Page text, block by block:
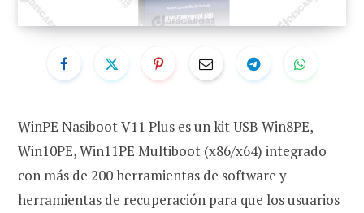
WinPE Nasiboot V11 Plus es un kit USB Win8PE,
Win10PE, Win11PE Multiboot (x86/x64) integrado
con más de 200 herramientas de software y
herramientas de recuperación para que los usuarios